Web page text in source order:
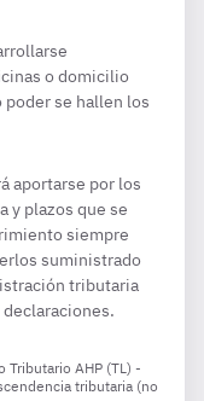
o domicilio
poder se hallen los
aportarse por los
y plazos que se
siempre
suministrado
tributaria
Tributario AHP (TL) -
tributaria (no